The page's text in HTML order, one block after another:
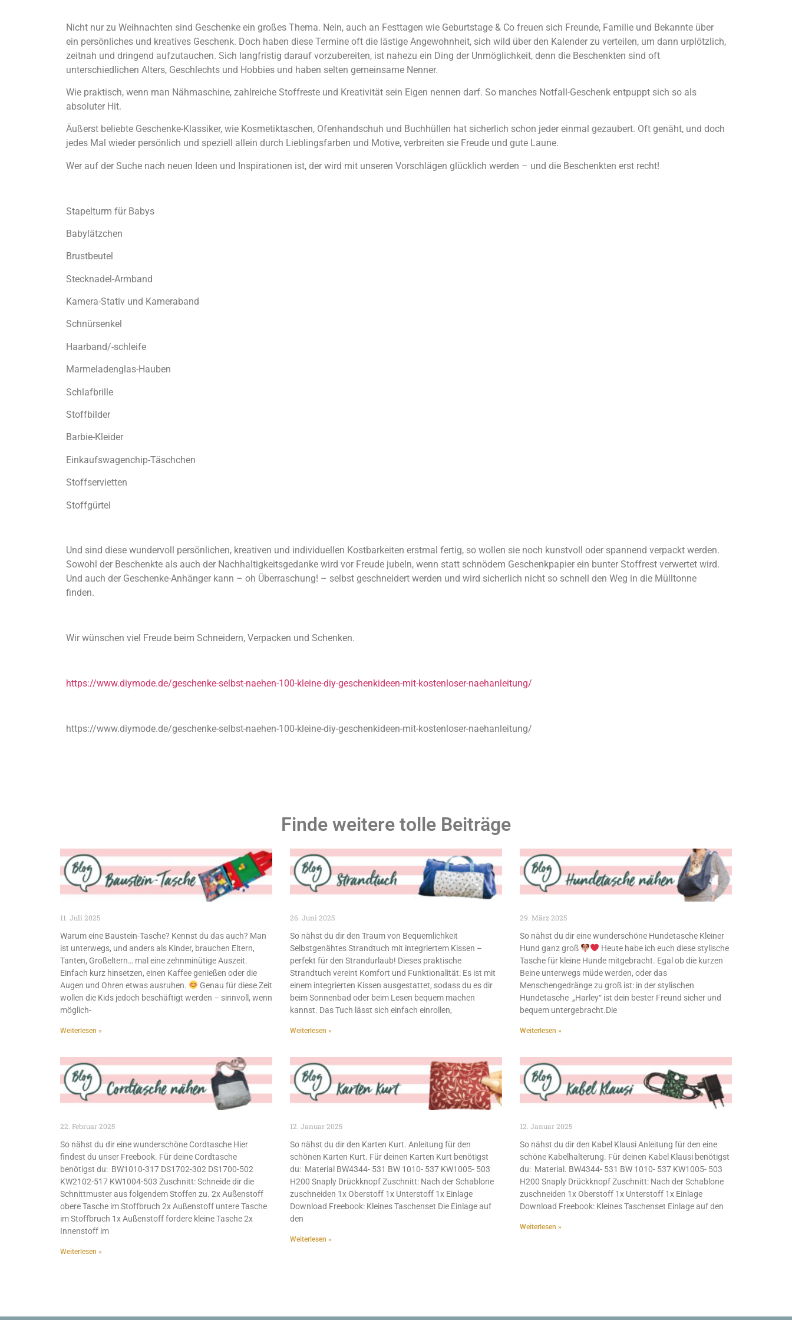
Nicht nur zu Weihnachten sind Geschenke ein großes Thema. Nein, auch an Festtagen wie Geburtstage & Co freuen sich Freunde, Familie und Bekannte über
ein persönliches und kreatives Geschenk. Doch haben diese Termine oft die lästige Angewohnheit, sich wild über den Kalender zu verteilen, um dann urplötzlich,
zeitnah und dringend aufzutauchen. Sich langfristig darauf vorzubereiten, ist nahezu ein Ding der Unmöglichkeit, denn die Beschenkten sind oft
unterschiedlichen Alters, Geschlechts und Hobbies und haben selten gemeinsame Nenner.
Wie praktisch, wenn man Nähmaschine, zahlreiche Stoffreste und Kreativität sein Eigen nennen darf. So manches Notfall-Geschenk entpuppt sich so als
absoluter Hit.
Äußerst beliebte Geschenke-Klassiker, wie Kosmetiktaschen, Ofenhandschuh und Buchhüllen hat sicherlich schon jeder einmal gezaubert. Oft genäht, und doch
jedes Mal wieder persönlich und speziell allein durch Lieblingsfarben und Motive, verbreiten sie Freude und gute Laune.
Wer auf der Suche nach neuen Ideen und Inspirationen ist, der wird mit unseren Vorschlägen glücklich werden – und die Beschenkten erst recht!
Stapelturm für Babys
Babylätzchen
Brustbeutel
Stecknadel-Armband
Kamera-Stativ und Kameraband
Schnürsenkel
Haarband/-schleife
Marmeladenglas-Hauben
Schlafbrille
Stoffbilder
Barbie-Kleider
Einkaufswagenchip-Täschchen
Stoffservietten
Stoffgürtel
Und sind diese wundervoll persönlichen, kreativen und individuellen Kostbarkeiten erstmal fertig, so wollen sie noch kunstvoll oder spannend verpackt werden.
Sowohl der Beschenkte als auch der Nachhaltigkeitsgedanke wird vor Freude jubeln, wenn statt schnödem Geschenkpapier ein bunter Stoffrest verwertet wird.
Und auch der Geschenke-Anhänger kann – oh Überraschung! – selbst geschneidert werden und wird sicherlich nicht so schnell den Weg in die Mülltonne
finden.
Wir wünschen viel Freude beim Schneidern, Verpacken und Schenken.
https://www.diymode.de/geschenke-selbst-naehen-100-kleine-diy-geschenkideen-mit-kostenloser-naehanleitung/
https://www.diymode.de/geschenke-selbst-naehen-100-kleine-diy-geschenkideen-mit-kostenloser-naehanleitung/
Finde weitere tolle Beiträge
11. Juli 2025
Warum eine Baustein-Tasche? Kennst du das auch? Man
ist unterwegs, und anders als Kinder, brauchen Eltern,
Tanten, Großeltern… mal eine zehnminütige Auszeit.
Einfach kurz hinsetzen, einen Kaffee genießen oder die
Augen und Ohren etwas ausruhen.
Genau für diese Zeit
wollen die Kids jedoch beschäftigt werden – sinnvoll, wenn
möglich-
Weiterlesen »
26. Juni 2025
So nähst du dir den Traum von Bequemlichkeit
Selbstgenähtes Strandtuch mit integriertem Kissen –
perfekt für den Strandurlaub! Dieses praktische
Strandtuch vereint Komfort und Funktionalität: Es ist mit
einem integrierten Kissen ausgestattet, sodass du es dir
beim Sonnenbad oder beim Lesen bequem machen
kannst. Das Tuch lässt sich einfach einrollen,
Weiterlesen »
29. März 2025
So nähst du dir eine wunderschöne Hundetasche Kleiner
Hund ganz groß
Heute habe ich euch diese stylische
Tasche für kleine Hunde mitgebracht. Egal ob die kurzen
Beine unterwegs müde werden, oder das
Menschengedränge zu groß ist: in der stylischen
Hundetasche „Harley“ ist dein bester Freund sicher und
bequem untergebracht.Die
Weiterlesen »
22. Februar 2025
So nähst du dir eine wunderschöne Cordtasche Hier
findest du unser Freebook. Für deine Cordtasche
benötigst du: BW1010-317 DS1702-302 DS1700-502
KW2102-517 KW1004-503 Zuschnitt: Schneide dir die
Schnittmuster aus folgendem Stoffen zu. 2x Außenstoff
obere Tasche im Stoffbruch 2x Außenstoff untere Tasche
im Stoffbruch 1x Außenstoff fordere kleine Tasche 2x
Innenstoff im
Weiterlesen »
12. Januar 2025
So nähst du dir den Karten Kurt. Anleitung für den
schönen Karten Kurt. Für deinen Karten Kurt benötigst
du: Material BW4344- 531 BW 1010- 537 KW1005- 503
H200 Snaply Drückknopf Zuschnitt: Nach der Schablone
zuschneiden 1x Oberstoff 1x Unterstoff 1x Einlage
Download Freebook: Kleines Taschenset Die Einlage auf
den
Weiterlesen »
12. Januar 2025
So nähst du dir den Kabel Klausi Anleitung für den eine
schöne Kabelhalterung. Für deinen Kabel Klausi benötigst
du: Material. BW4344- 531 BW 1010- 537 KW1005- 503
H200 Snaply Drückknopf Zuschnitt: Nach der Schablone
zuschneiden 1x Oberstoff 1x Unterstoff 1x Einlage
Download Freebook: Kleines Taschenset Einlage auf den
Weiterlesen »